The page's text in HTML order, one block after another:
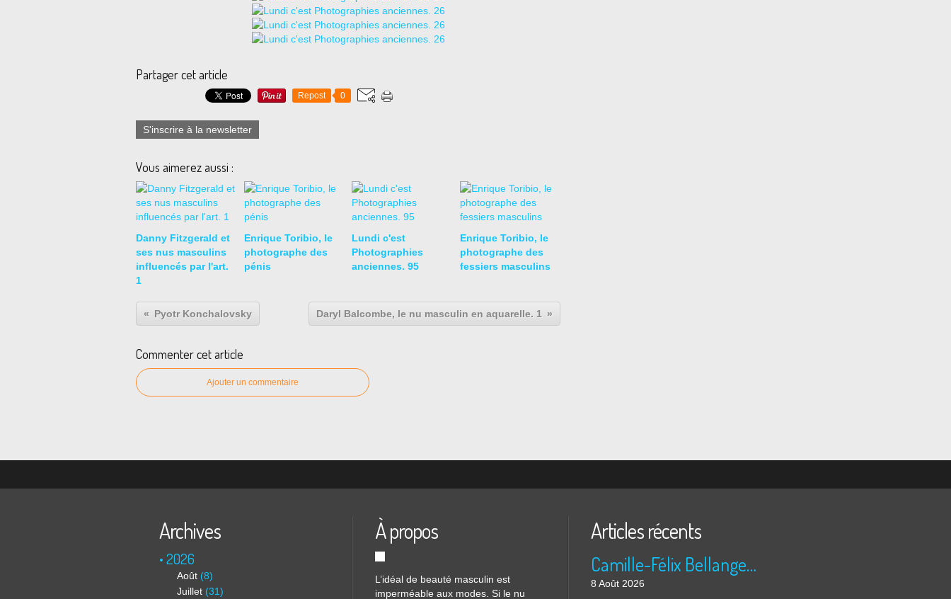
Partager cet article
Repost 0
S'inscrire à la newsletter
Vous aimerez aussi :
Danny Fitzgerald et
ses nus masculins
influencés par l'art.
1
Enrique Toribio, le
photographe des
pénis
Lundi c'est
Photographies
anciennes. 95
Enrique Toribio, le
photographe des
fessiers masculins
Pyotr Konchalovsky Daryl Balcombe, le nu masculin en aquarelle. 1
Commenter cet article
Ajouter un commentaire
Archives
2026
Août (8)
Juillet (31)
À propos
L’idéal de beauté masculin est
imperméable aux modes. Si le nu
Articles récents
Camille-Félix Bellanger a un faible pour Abel
8 Août 2026